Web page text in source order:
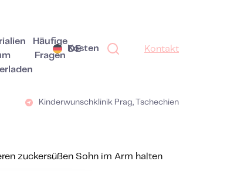
Häufige
Fragen
Kosten
DE Kontakt
Kinderwunschklinik Prag, Tschechien
zuckersüßen Sohn im Arm halten